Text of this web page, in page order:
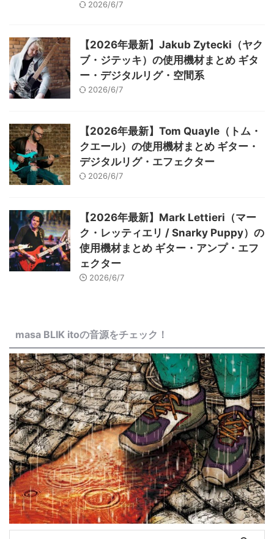
2026/6/7
【2026年最新】Jakub Zytecki（ヤク
ブ・ジテッキ）の使用機材まとめ ギタ
ー・デジタルリグ・空間系
2026/6/7
【2026年最新】Tom Quayle（トム・
クエール）の使用機材まとめ ギター・
デジタルリグ・エフェクター
2026/6/7
【2026年最新】Mark Lettieri（マー
ク・レッティエリ / Snarky Puppy）の
使用機材まとめ ギター・アンプ・エフ
ェクター
2026/6/7
masa BLIK itoの音源をチェック！